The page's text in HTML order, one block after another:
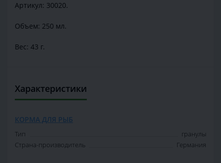
Артикул: 30020.
Объем: 250 мл.
Вес: 43 г.
Характеристики
КОРМА ДЛЯ РЫБ
Тип
гранулы
Страна-производитель
Германия